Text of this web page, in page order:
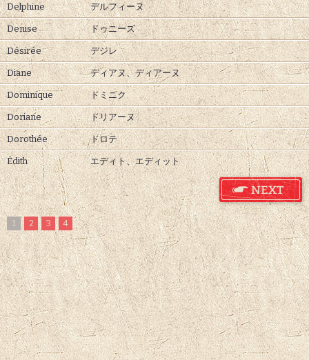
Delphine デルフィーヌ
Denise ドゥニーズ
Désirée デジレ
Diane ディアヌ、ディアーヌ
Dominique ドミニク
Doriane ドリアーヌ
Dorothée ドロテ
Édith エディト、エディット
1 2 3 4